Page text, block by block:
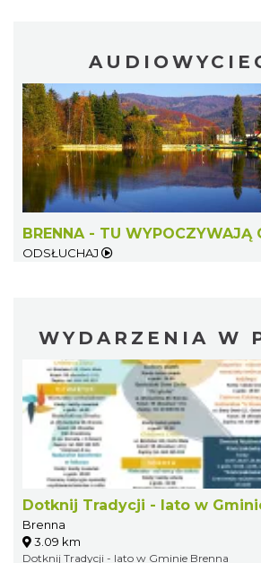
BRENNA - TU WYPOCZYWAJĄ
ODSŁUCHAJ
WYDARZENIA W
Dotknij Tradycji - lato w
Brenna
3.09 km
Dotknij Tradycji - lato w Gminie Brenna